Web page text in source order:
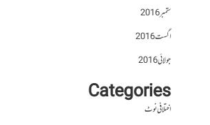
ستمبر 2016
اگست 2016
جولائی 2016
Categories
اختلافی نوٹ